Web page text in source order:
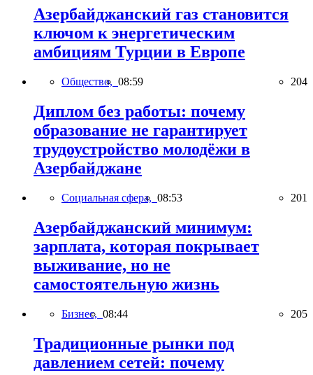
Азербайджанский газ становится
ключом к энергетическим
амбициям Турции в Европе
Общество, 08:59 204
Диплом без работы: почему
образование не гарантирует
трудоустройство молодёжи в
Азербайджане
Социальная сфера, 08:53 201
Азербайджанский минимум:
зарплата, которая покрывает
выживание, но не
самостоятельную жизнь
Бизнес, 08:44 205
Традиционные рынки под
давлением сетей: почему